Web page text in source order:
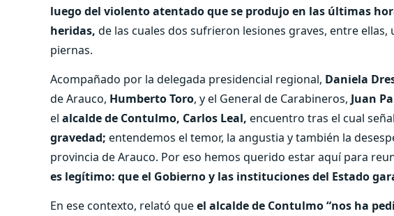
luego del violento atentado que se produjo en las últimas
heridas, de las cuales dos sufrieron lesiones graves, entre
piernas.
Acompañado por la delegada presidencial regional, Daniela
de Arauco, Humberto Toro, y el General de Carabineros, Juan
el alcalde de Contulmo, Carlos Leal, encuentro tras el cual
gravedad; entendemos el temor, la angustia y también la
provincia de Arauco. Por eso hemos querido estar aquí para
es legítimo: que el Gobierno y las instituciones del Estado
En ese contexto, relató queel alcalde de Contulmo “nos ha